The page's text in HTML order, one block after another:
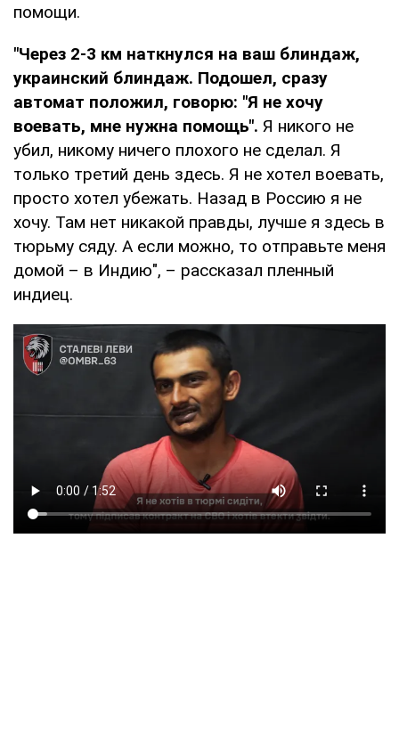
помощи.
"Через 2-3 км наткнулся на ваш блиндаж,
украинский блиндаж. Подошел, сразу
автомат положил, говорю: "Я не хочу
воевать, мне нужна помощь". Я никого не
убил, никому ничего плохого не сделал. Я
только третий день здесь. Я не хотел воевать,
просто хотел убежать. Назад в Россию я не
хочу. Там нет никакой правды, лучше я здесь в
тюрьму сяду. А если можно, то отправьте меня
домой – в Индию", – рассказал пленный
индиец.